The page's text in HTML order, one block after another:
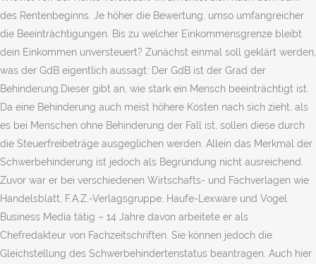
des Rentenbeginns. Je höher die Bewertung, umso umfangreicher
die Beeinträchtigungen. Bis zu welcher Einkommensgrenze bleibt
dein Einkommen unversteuert? Zunächst einmal soll geklärt werden,
was der GdB eigentlich aussagt: Der GdB ist der Grad der
Behinderung.Dieser gibt an, wie stark ein Mensch beeinträchtigt ist.
Da eine Behinderung auch meist höhere Kosten nach sich zieht, als
es bei Menschen ohne Behinderung der Fall ist, sollen diese durch
die Steuerfreibeträge ausgeglichen werden. Allein das Merkmal der
Schwerbehinderung ist jedoch als Begründung nicht ausreichend.
Zuvor war er bei verschiedenen Wirtschafts- und Fachverlagen wie
Handelsblatt, F.A.Z.-Verlagsgruppe, Haufe-Lexware und Vogel
Business Media tätig – 14 Jahre davon arbeitete er als
Chefredakteur von Fachzeitschriften. Sie können jedoch die
Gleichstellung des Schwerbehindertenstatus beantragen. Auch hier